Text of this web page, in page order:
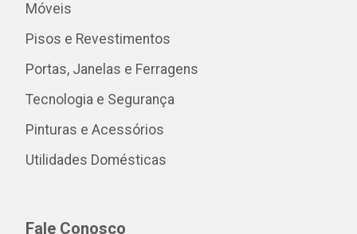
Móveis
Pisos e Revestimentos
Portas, Janelas e Ferragens
Tecnologia e Segurança
Pinturas e Acessórios
Utilidades Domésticas
Fale Conosco